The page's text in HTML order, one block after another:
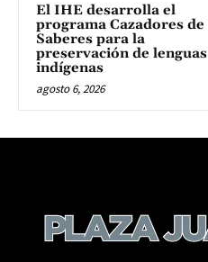
El IHE desarrolla el
programa Cazadores de
Saberes para la
preservación de lenguas
indígenas
agosto 6, 2026